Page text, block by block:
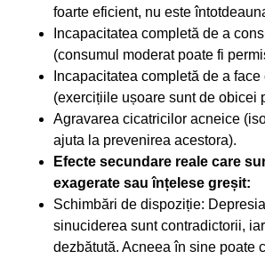
foarte eficient, nu este
Incapacitatea completă de a
(consumul moderat poate fi
Incapacitatea completă de a
(exercițiile ușoare sunt de obicei
Agravarea cicatricilor acneice
ajuta la prevenirea acestora).
Efecte secundare reale care
exagerate sau înțelese greșit:
Schimbări de dispoziție:
sinuciderea sunt contradictorii,
dezbătută. Acneea în sine poate